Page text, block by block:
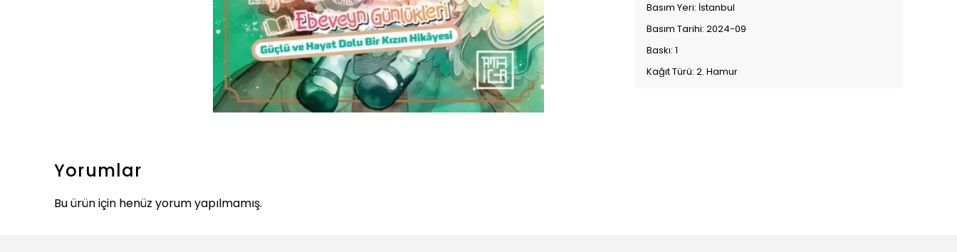
Basım Yeri: İstanbul
Basım Tarihi: 2024-09
Baskı: 1
Kağıt Türü: 2. Hamur
Yorumlar
Bu ürün için henüz yorum yapılmamış.